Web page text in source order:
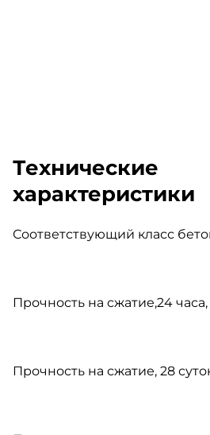
Технические
характеристики
Соответствующий класс
Прочность на сжатие,24
Прочность на сжатие, 28